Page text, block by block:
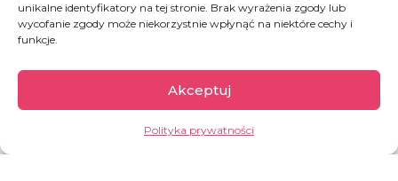
unikalne identyfikatory na tej stronie. Brak wyrażenia zgody lub
wycofanie zgody może niekorzystnie wpłynąć na niektóre cechy i
funkcje.
Akceptuj
Polityka prywatności
Ukraina